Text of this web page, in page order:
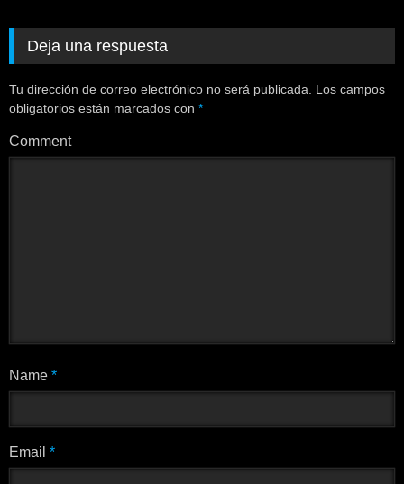
Deja una respuesta
Tu dirección de correo electrónico no será publicada.
Los campos
obligatorios están marcados con *
Comment
Name *
Email *